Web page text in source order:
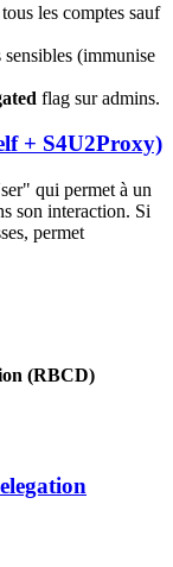
les comptes sauf
(immunise
flag sur admins.
+ S4U2Proxy)
qui permet à un
son interaction. Si
permet
(RBCD)